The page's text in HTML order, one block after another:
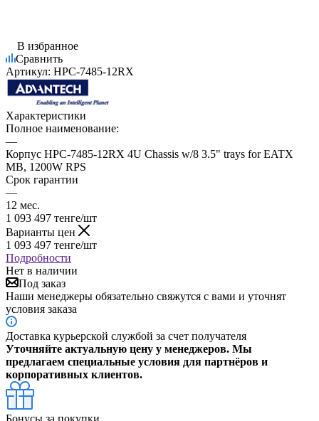
В избранное
Сравнить
Артикул: HPC-7485-12RX
Характеристики
Полное наименование:
—
Корпус HPC-7485-12RX 4U Chassis w/8 3.5" trays for EATX
MB, 1200W RPS
Срок гарантии
—
12 мес.
1 093 497 тенге/шт
Варианты цен
1 093 497 тенге/шт
Подробности
Нет в наличии
Под заказ
Наши менеджеры обязательно свяжутся с вами и уточнят
условия заказа
Доставка курьерской службой за счет получателя
Уточняйте актуальную цену у менеджеров. Мы
предлагаем специальные условия для партнёров и
корпоративных клиентов.
Бонусы за покупки